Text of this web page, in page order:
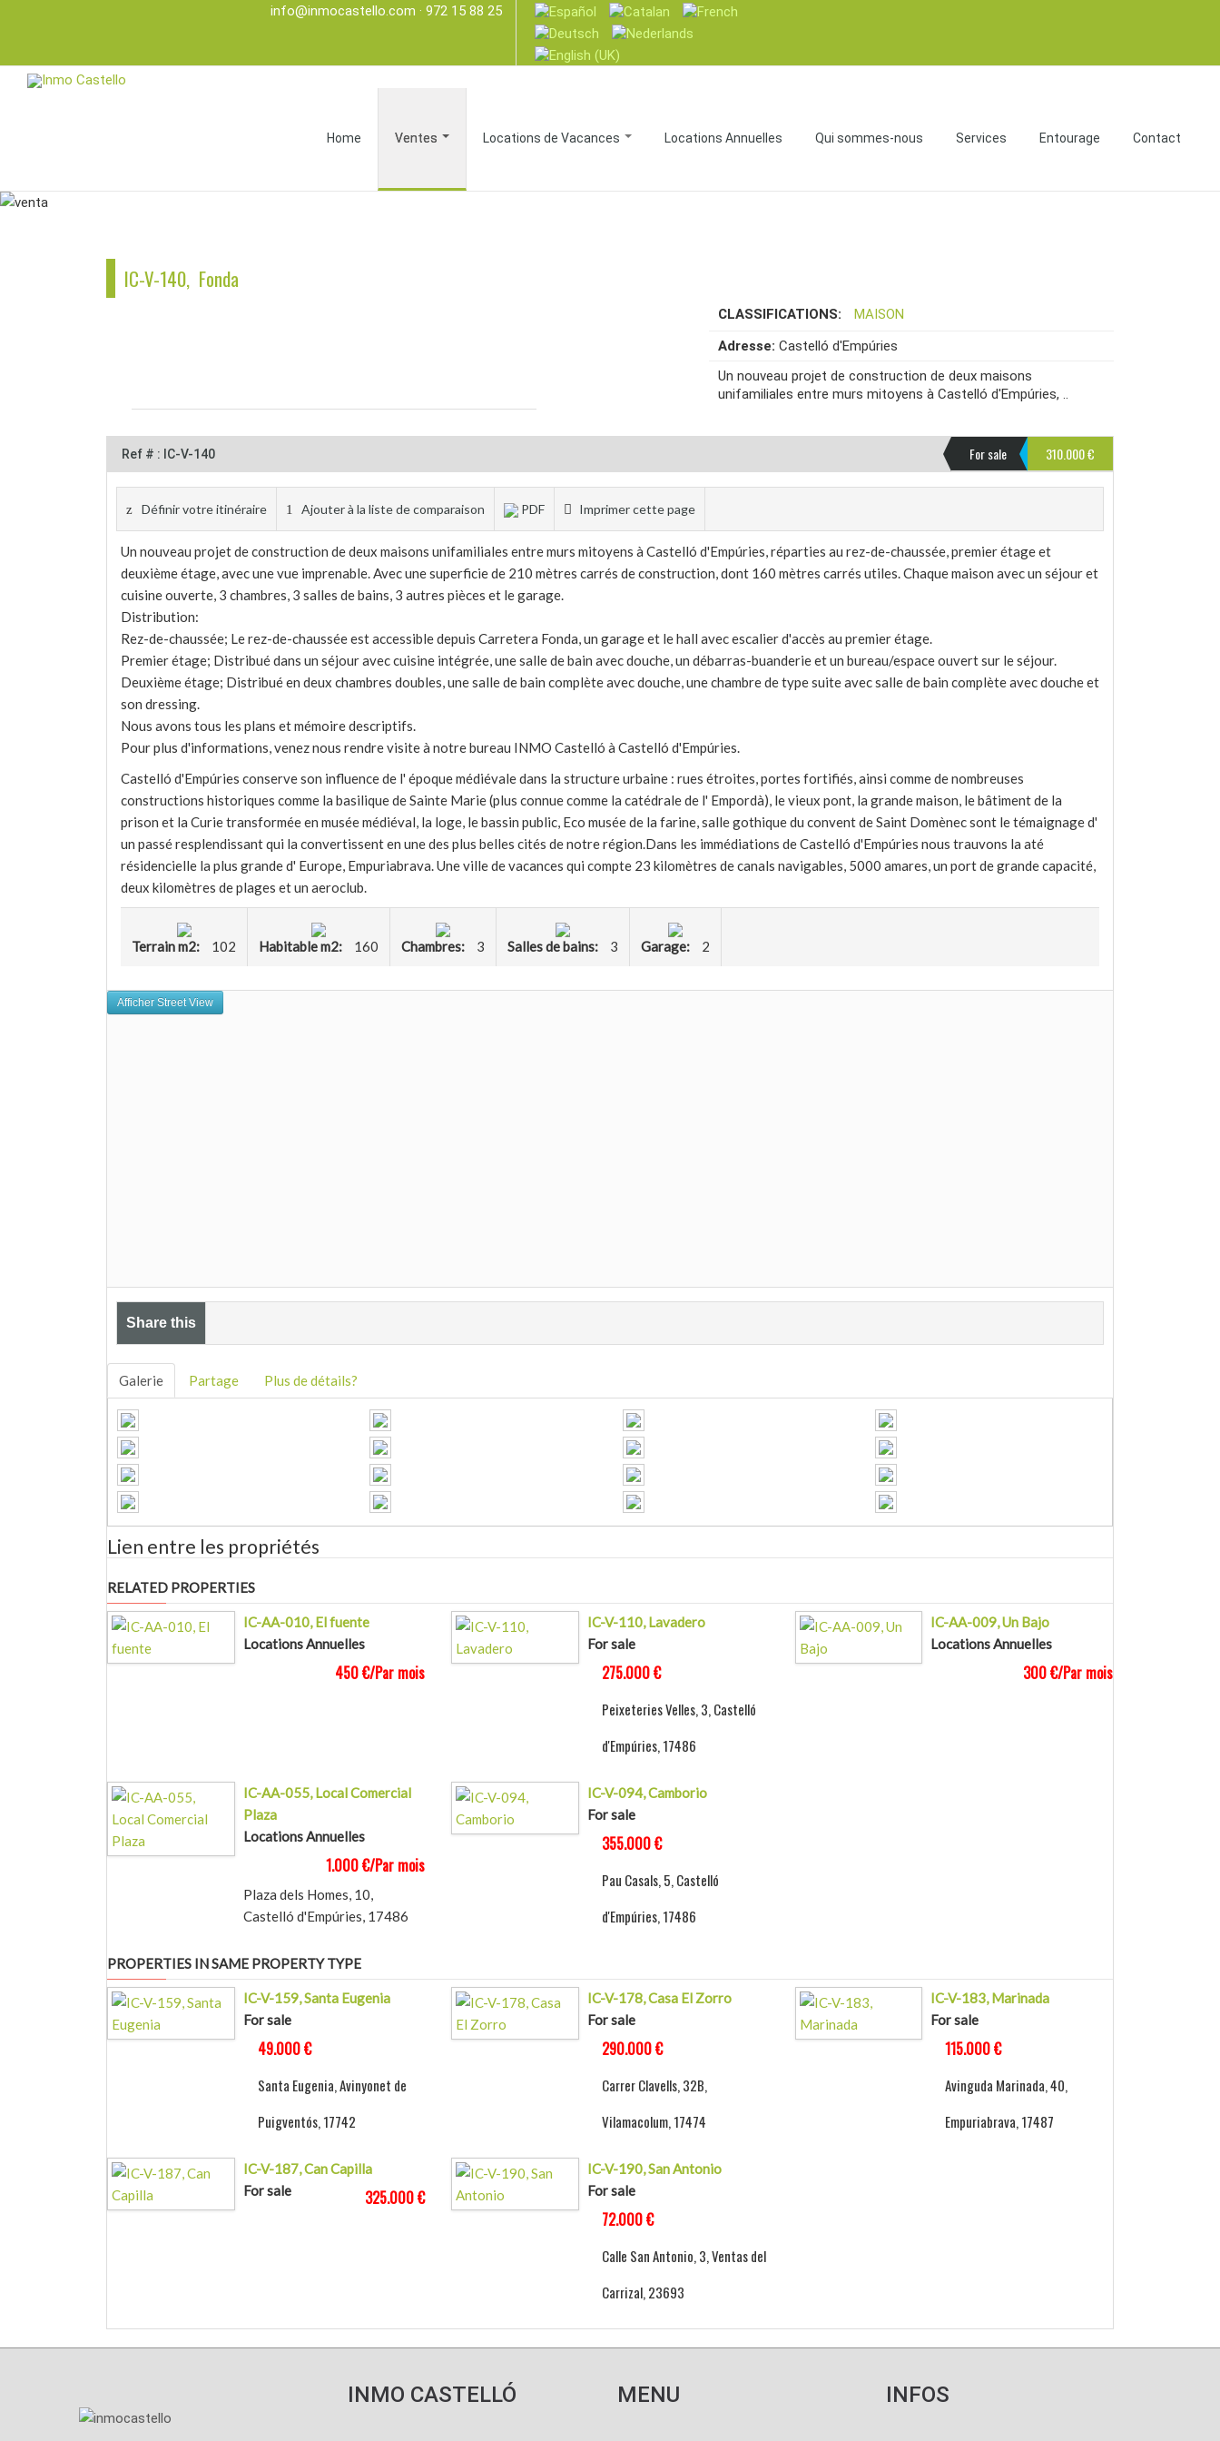
info@inmocastello.com · 972 15 88 25
Home Ventes Locations de Vacances Locations Annuelles Qui sommes-nous Services Entourage Contact
IC-V-140, Fonda
CLASSIFICATIONS:
MAISON
Adresse:Castelló d'Empúries
Un nouveau projet de construction de deux maisons
unifamiliales entre murs mitoyens à Castelló d'Empúries, ..
Ref # : IC-V-140 For sale 310.000 €
Définir votre itinéraire Ajouter à la liste de comparaison PDF Imprimer cette page
Un nouveau projet de construction de deux maisons unifamiliales entre murs mitoyens à Castelló d'Empúries, réparties au rez-de-chaussée, premier étage et
deuxième étage, avec une vue imprenable. Avec une superficie de 210 mètres carrés de construction, dont 160 mètres carrés utiles. Chaque maison avec un séjour et
cuisine ouverte, 3 chambres, 3 salles de bains, 3 autres pièces et le garage.
Distribution:
Rez-de-chaussée; Le rez-de-chaussée est accessible depuis Carretera Fonda, un garage et le hall avec escalier d'accès au premier étage.
Premier étage; Distribué dans un séjour avec cuisine intégrée, une salle de bain avec douche, un débarras-buanderie et un bureau/espace ouvert sur le séjour.
Deuxième étage; Distribué en deux chambres doubles, une salle de bain complète avec douche, une chambre de type suite avec salle de bain complète avec douche et
son dressing.
Nous avons tous les plans et mémoire descriptifs.
Pour plus d'informations, venez nous rendre visite à notre bureau INMO Castelló à Castelló d'Empúries.
Castelló d'Empúries conserve son influence de l' époque médiévale dans la structure urbaine : rues étroites, portes fortifiés, ainsi comme de nombreuses
constructions historiques comme la basilique de Sainte Marie (plus connue comme la catédrale de l' Empordà), le vieux pont, la grande maison, le bâtiment de la
prison et la Curie transformée en musée médiéval, la loge, le bassin public, Eco musée de la farine, salle gothique du convent de Saint Domènec sont le témaignage d'
un passé resplendissant qui la convertissent en une des plus belles cités de notre région.Dans les immédiations de Castelló d'Empúries nous trauvons la até
résidencielle la plus grande d' Europe, Empuriabrava. Une ville de vacances qui compte 23 kilomètres de canals navigables, 5000 amares, un port de grande capacité,
deux kilomètres de plages et un aeroclub.
Terrain m2: 102 Habitable m2: 160 Chambres: 3 Salles de bains: 3 Garage: 2
Share this
Galerie Partage Plus de détails?
Lien entre les propriétés
RELATED PROPERTIES
IC-AA-010, El fuente
Locations Annuelles
450 €/Par mois
IC-V-110, Lavadero
For sale
275.000 €
Peixeteries Velles, 3, Castelló
d'Empúries, 17486
IC-AA-009, Un Bajo
Locations Annuelles
300 €/Par mois
IC-AA-055, Local Comercial
Plaza
Locations Annuelles
1.000 €/Par mois
Plaza dels Homes, 10,
Castelló d'Empúries, 17486
IC-V-094, Camborio
For sale
355.000 €
Pau Casals, 5, Castelló
d'Empúries, 17486
PROPERTIES IN SAME PROPERTY TYPE
IC-V-159, Santa Eugenia
For sale
49.000 €
Santa Eugenia, Avinyonet de
Puigventós, 17742
IC-V-178, Casa El Zorro
For sale
290.000 €
Carrer Clavells, 32B,
Vilamacolum, 17474
IC-V-183, Marinada
For sale
115.000 €
Avinguda Marinada, 40,
Empuriabrava, 17487
IC-V-187, Can Capilla
For sale
325.000 €
IC-V-190, San Antonio
For sale
72.000 €
Calle San Antonio, 3, Ventas del
Carrizal, 23693
INMO CASTELLÓ MENU INFOS